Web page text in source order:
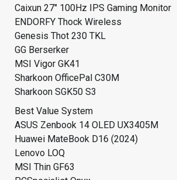
Caixun 27″ 100Hz IPS Gaming Monitor
ENDORFY Thock Wireless
Genesis Thot 230 TKL
GG Berserker
MSI Vigor GK41
Sharkoon OfficePal C30M
Sharkoon SGK50 S3
Best Value System
ASUS Zenbook 14 OLED UX3405M
Huawei MateBook D16 (2024)
Lenovo LOQ
MSI Thin GF63